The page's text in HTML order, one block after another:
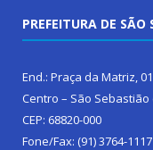
PREFEITURA DE
End.: Praça da Matriz, 01
Centro – São Sebastião
CEP: 68820-000
Fone/Fax: (91) 3764-1117